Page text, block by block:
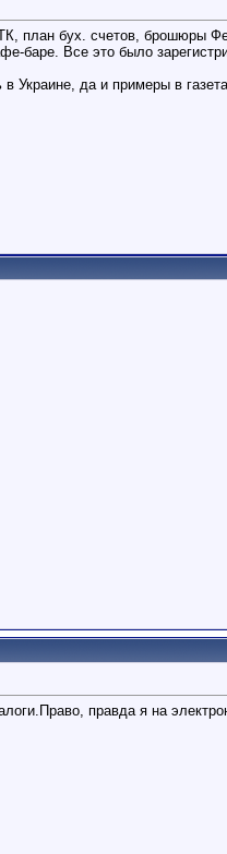
план бух. счетов, брошюры
баре. Все это было
Украине, да и примеры в
правда я на